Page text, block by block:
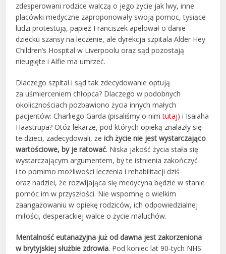
zdesperowani rodzice walczą o jego życie jak lwy, inne
placówki medyczne zaproponowały swoją pomoc, tysiące
ludzi protestują, papież Franciszek apelował o danie
dziecku szansy na leczenie, ale dyrekcja szpitala Alder Hey
Children’s Hospital w Liverpoolu oraz sąd pozostają
nieugięte i Alfie ma umrzeć.
Dlaczego szpital i sąd tak zdecydowanie optują
za uśmierceniem chłopca? Dlaczego w podobnych
okolicznościach pozbawiono życia innych małych
pacjentów: Charliego Garda (pisaliśmy o nimtutaj) i Isaiaha
Haastrupa? Otóż lekarze, pod których opieką znalazły się
te dzieci, zadecydowali, żeich życie nie jest wystarczająco
wartościowe, by je ratować. Niska jakość życia stała się
wystarczającym argumentem, by te istnienia zakończyć
i to pomimo możliwości leczenia i rehabilitacji dziś
oraz nadziei, że rozwijająca się medycyna będzie w stanie
pomóc im w przyszłości. Nie wspomnę o wielkim
zaangażowaniu w opiekę rodziców, ich odpowiedzialnej
miłości, desperackiej walce o życie maluchów.
Mentalność eutanazyjna już od dawna jest zakorzeniona
w brytyjskiej służbie zdrowia. Pod koniec lat 90-tych NHS